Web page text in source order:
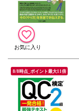
8/8時点_ポイント最大11倍